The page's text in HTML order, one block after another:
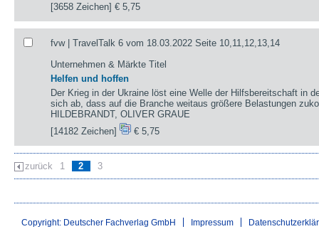
[3658 Zeichen]€ 5,75
fvw | TravelTalk 6 vom 18.03.2022 Seite 10,11,12,13,14
Unternehmen & Märkte Titel
Helfen und hoffen
Der Krieg in der Ukraine löst eine Welle der Hilfsbereitschaft in
sich ab, dass auf die Branche weitaus größere Belastungen
HILDEBRANDT, OLIVER GRAUE
[14182 Zeichen]
€ 5,75
zurück 1 2 3
Copyright: Deutscher Fachverlag GmbH Impressum